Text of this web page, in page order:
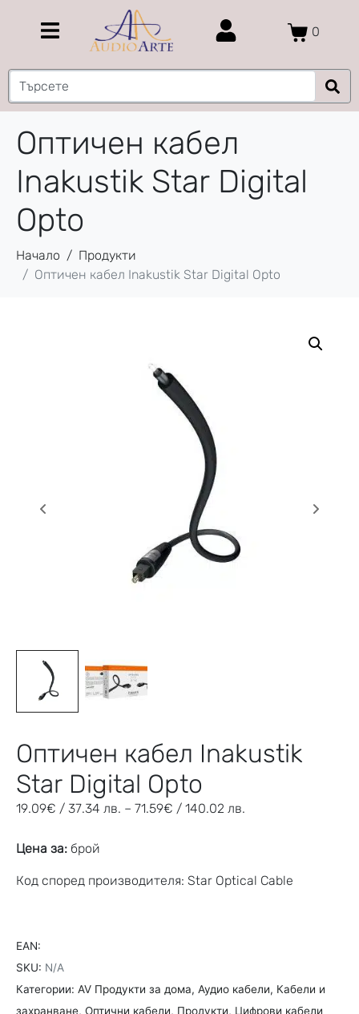
0
Оптичен кабел
Inakustik Star Digital
Opto
Начало
Продукти
Оптичен кабел Inakustik Star Digital Opto
Оптичен кабел Inakustik
Star Digital Opto
19.09€ / 37.34 лв. – 71.59€ / 140.02 лв.
Цена за: брой
Код според производителя: Star Optical Cable
EAN:
SKU: N/A
Категории: AV Продукти за дома, Аудио кабели, Кабели и
захранване, Оптични кабели, Продукти, Цифрови кабели